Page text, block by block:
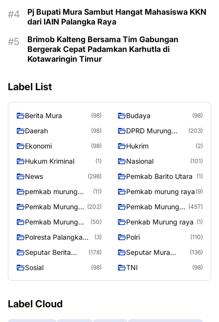
Pj Bupati Mura Sambut Hangat Mahasiswa KKN
dari IAIN Palangka Raya
Brimob Kalteng Bersama Tim Gabungan
Bergerak Cepat Padamkan Karhutla di
Kotawaringin Timur
Label List
Berita Mura (98) Budaya (98)
Daerah (98)
DPRD Murung
(203)
Ekonomi (98) Hukrim (2)
Hukum Kriminal (1) Nasional (101)
News (298) Pemkab Barito Utara (1)
pemkab murung
(11) Pemkab murung raya (9)
Pemkab Murung
(202)
Pemkab Murung
(457)
Pemkab Murung
(50) Penkab Murung raya (1)
Polresta Palangka
(3) Polri (110)
Seputar Berita
(178)
Seputar Mura
(136)
Sosial (98) TNI (98)
Label Cloud